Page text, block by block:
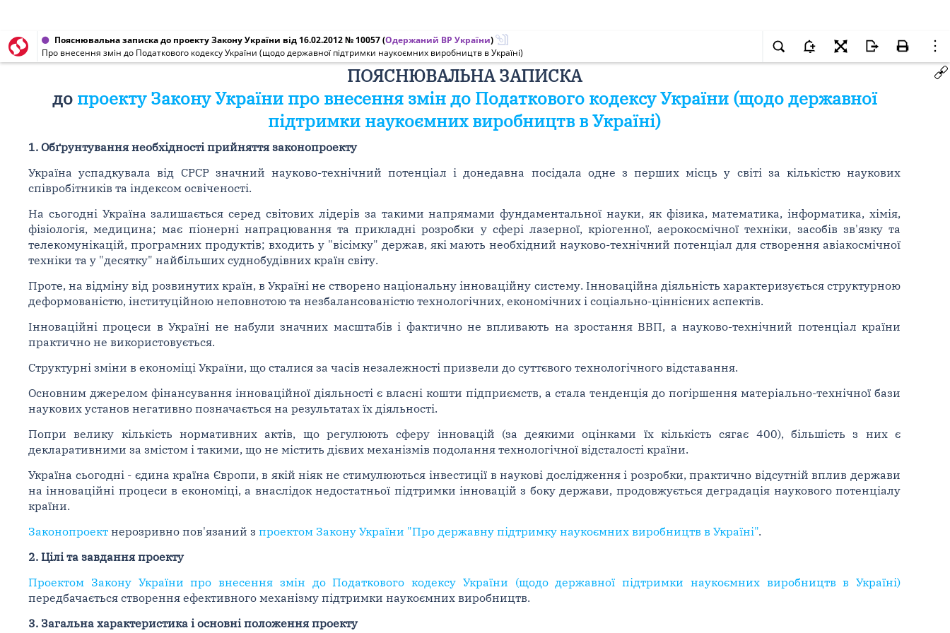
Пояснювальна записка до проекту Закону України від 16.02.2012 № 10057(Одержаний ВР України)
Про внесення змін до Податкового кодексу України (щодо державної підтримки наукоємних виробництв в Україні)